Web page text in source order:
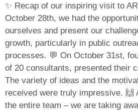
✨ Recap of our inspiring visit to
October 28th, we had the
ourselves and present our
growth, particularly in public
processes. 💬 On October 31st,
of 20 consultants, presented their
The variety of ideas and the
received were truly impressive. 🙌
the entire team – we are taking